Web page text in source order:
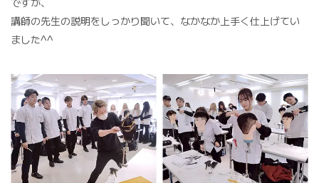
講師の先生の説明をしっかり聞いて、なかなか上手く仕上げてい
ました^^